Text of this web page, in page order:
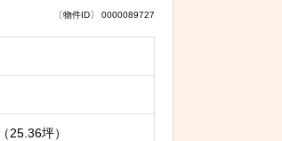
〔物件ID〕 0000089727
（25.36坪）